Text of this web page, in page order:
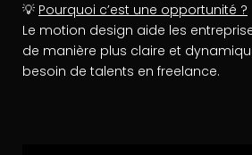
💡 Pourquoi c’est une opportunité ?
Le motion design aide les
de manière plus claire et
besoin de talents en freelance.